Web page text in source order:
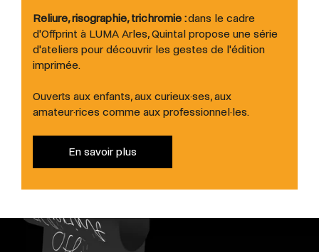
Reliure, risographie, trichromie :dans le cadre
d'Offprint à LUMA Arles, Quintal propose une série
d'ateliers pour découvrir les gestes de l'édition
imprimée.
Ouverts aux enfants, aux curieux·ses, aux
amateur·rices comme aux professionnel·les.
En savoir plus